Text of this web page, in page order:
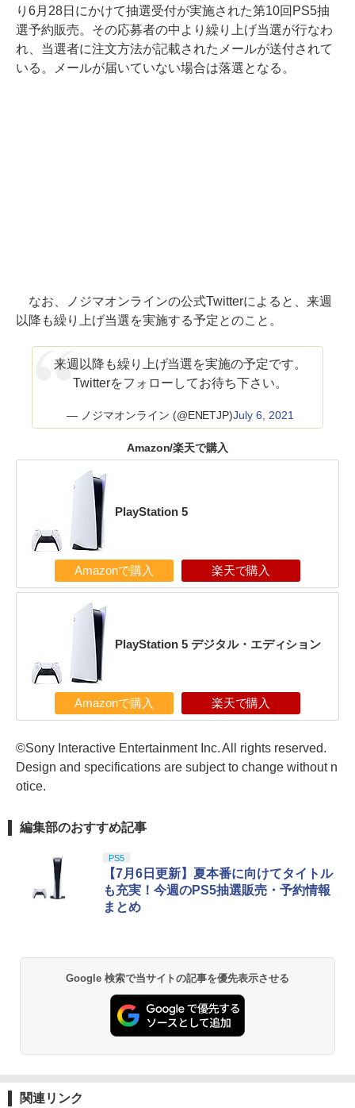
り6月28日にかけて抽選受付が実施された第10回PS5抽
選予約販売。その応募者の中より繰り上げ当選が行なわ
れ、当選者に注文方法が記載されたメールが送付されて
いる。メールが届いていない場合は落選となる。
なお、ノジマオンラインの公式Twitterによると、来週
以降も繰り上げ当選を実施する予定とのこと。
来週以降も繰り上げ当選を実施の予定です。
Twitterをフォローしてお待ち下さい。
— ノジマオンライン (@ENETJP)July 6, 2021
Amazon/楽天で購入
PlayStation 5
Amazonで購入 楽天で購入
PlayStation 5 デジタル・エディション
Amazonで購入 楽天で購入
©Sony Interactive Entertainment Inc. All rights reserved.
Design and specifications are subject to change without n
otice.
編集部のおすすめ記事
PS5
【7月6日更新】夏本番に向けてタイトル
も充実！今週のPS5抽選販売・予約情報
まとめ
Google 検索で当サイトの記事を優先表示させる
関連リンク